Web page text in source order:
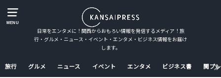
MENU
日常をエンタメに！関西からおもろい情報を発信するメディア！旅
行・グルメ・ニュース・イベント・エンタメ・ビジネス情報をお届け
します。
旅行 グルメ ニュース イベント エンタメ ビジネス書 関プ